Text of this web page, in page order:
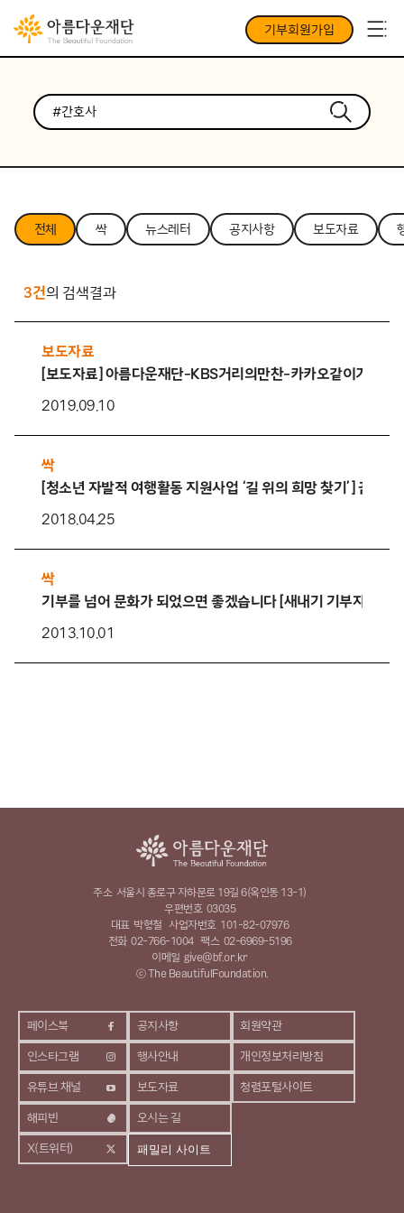
기부회원가입
전체 싹 뉴스레터 공지사항 보도자료
3건의 검색결과
보도자료
[보도자료] 아름다운재단-KBS거리의만찬-카카오같이가치 공
2019.09.10
싹
[청소년 자발적 여행활동 지원사업 ‘길 위의 희망 찾기’] 꿈 따
2018.04.25
싹
기부를 넘어 문화가 되었으면 좋겠습니다 [새내기 기부자 이야
2013.10.01
페이스북
인스타그램
유튜브 채널
해피빈
X(트위터)
공지사항
행사안내
보도자료
오시는 길
회원약관
개인정보처리방침
청렴포털사이트
주소 서울시 종로구 자하문로 19길 6(옥인동 13-1)
우편번호 03035
대표 박형철 사업자번호 101-82-07976
전화 02-766-1004 팩스 02-6969-5196
이메일 give@bf.or.kr
ⓒ The BeautifulFoundation.